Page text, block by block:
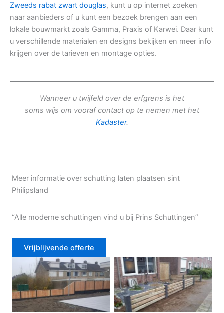
Zweeds rabat zwart douglas, kunt u op internet zoeken
naar aanbieders of u kunt een bezoek brengen aan een
lokale bouwmarkt zoals Gamma, Praxis of Karwei. Daar kunt
u verschillende materialen en designs bekijken en meer info
krijgen over de tarieven en montage opties.
Wanneer u twijfeld over de erfgrens is het
soms wijs om vooraf contact op te nemen met het
Kadaster.
Meer informatie over schutting laten plaatsen sint
Philipsland
“Alle moderne schuttingen vind u bij Prins Schuttingen”
Vrijblijvende offerte
Douglas schutting Tuinhek voortuin